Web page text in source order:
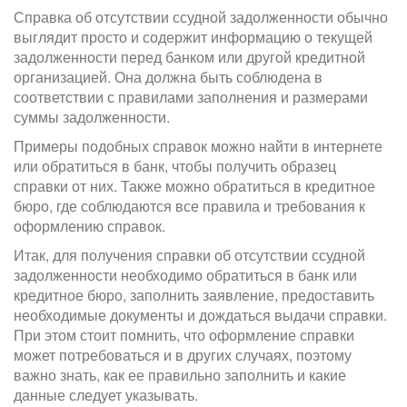
Справка об отсутствии ссудной задолженности обычно
выглядит просто и содержит информацию о текущей
задолженности перед банком или другой кредитной
организацией. Она должна быть соблюдена в
соответствии с правилами заполнения и размерами
суммы задолженности.
Примеры подобных справок можно найти в интернете
или обратиться в банк, чтобы получить образец
справки от них. Также можно обратиться в кредитное
бюро, где соблюдаются все правила и требования к
оформлению справок.
Итак, для получения справки об отсутствии ссудной
задолженности необходимо обратиться в банк или
кредитное бюро, заполнить заявление, предоставить
необходимые документы и дождаться выдачи справки.
При этом стоит помнить, что оформление справки
может потребоваться и в других случаях, поэтому
важно знать, как ее правильно заполнить и какие
данные следует указывать.